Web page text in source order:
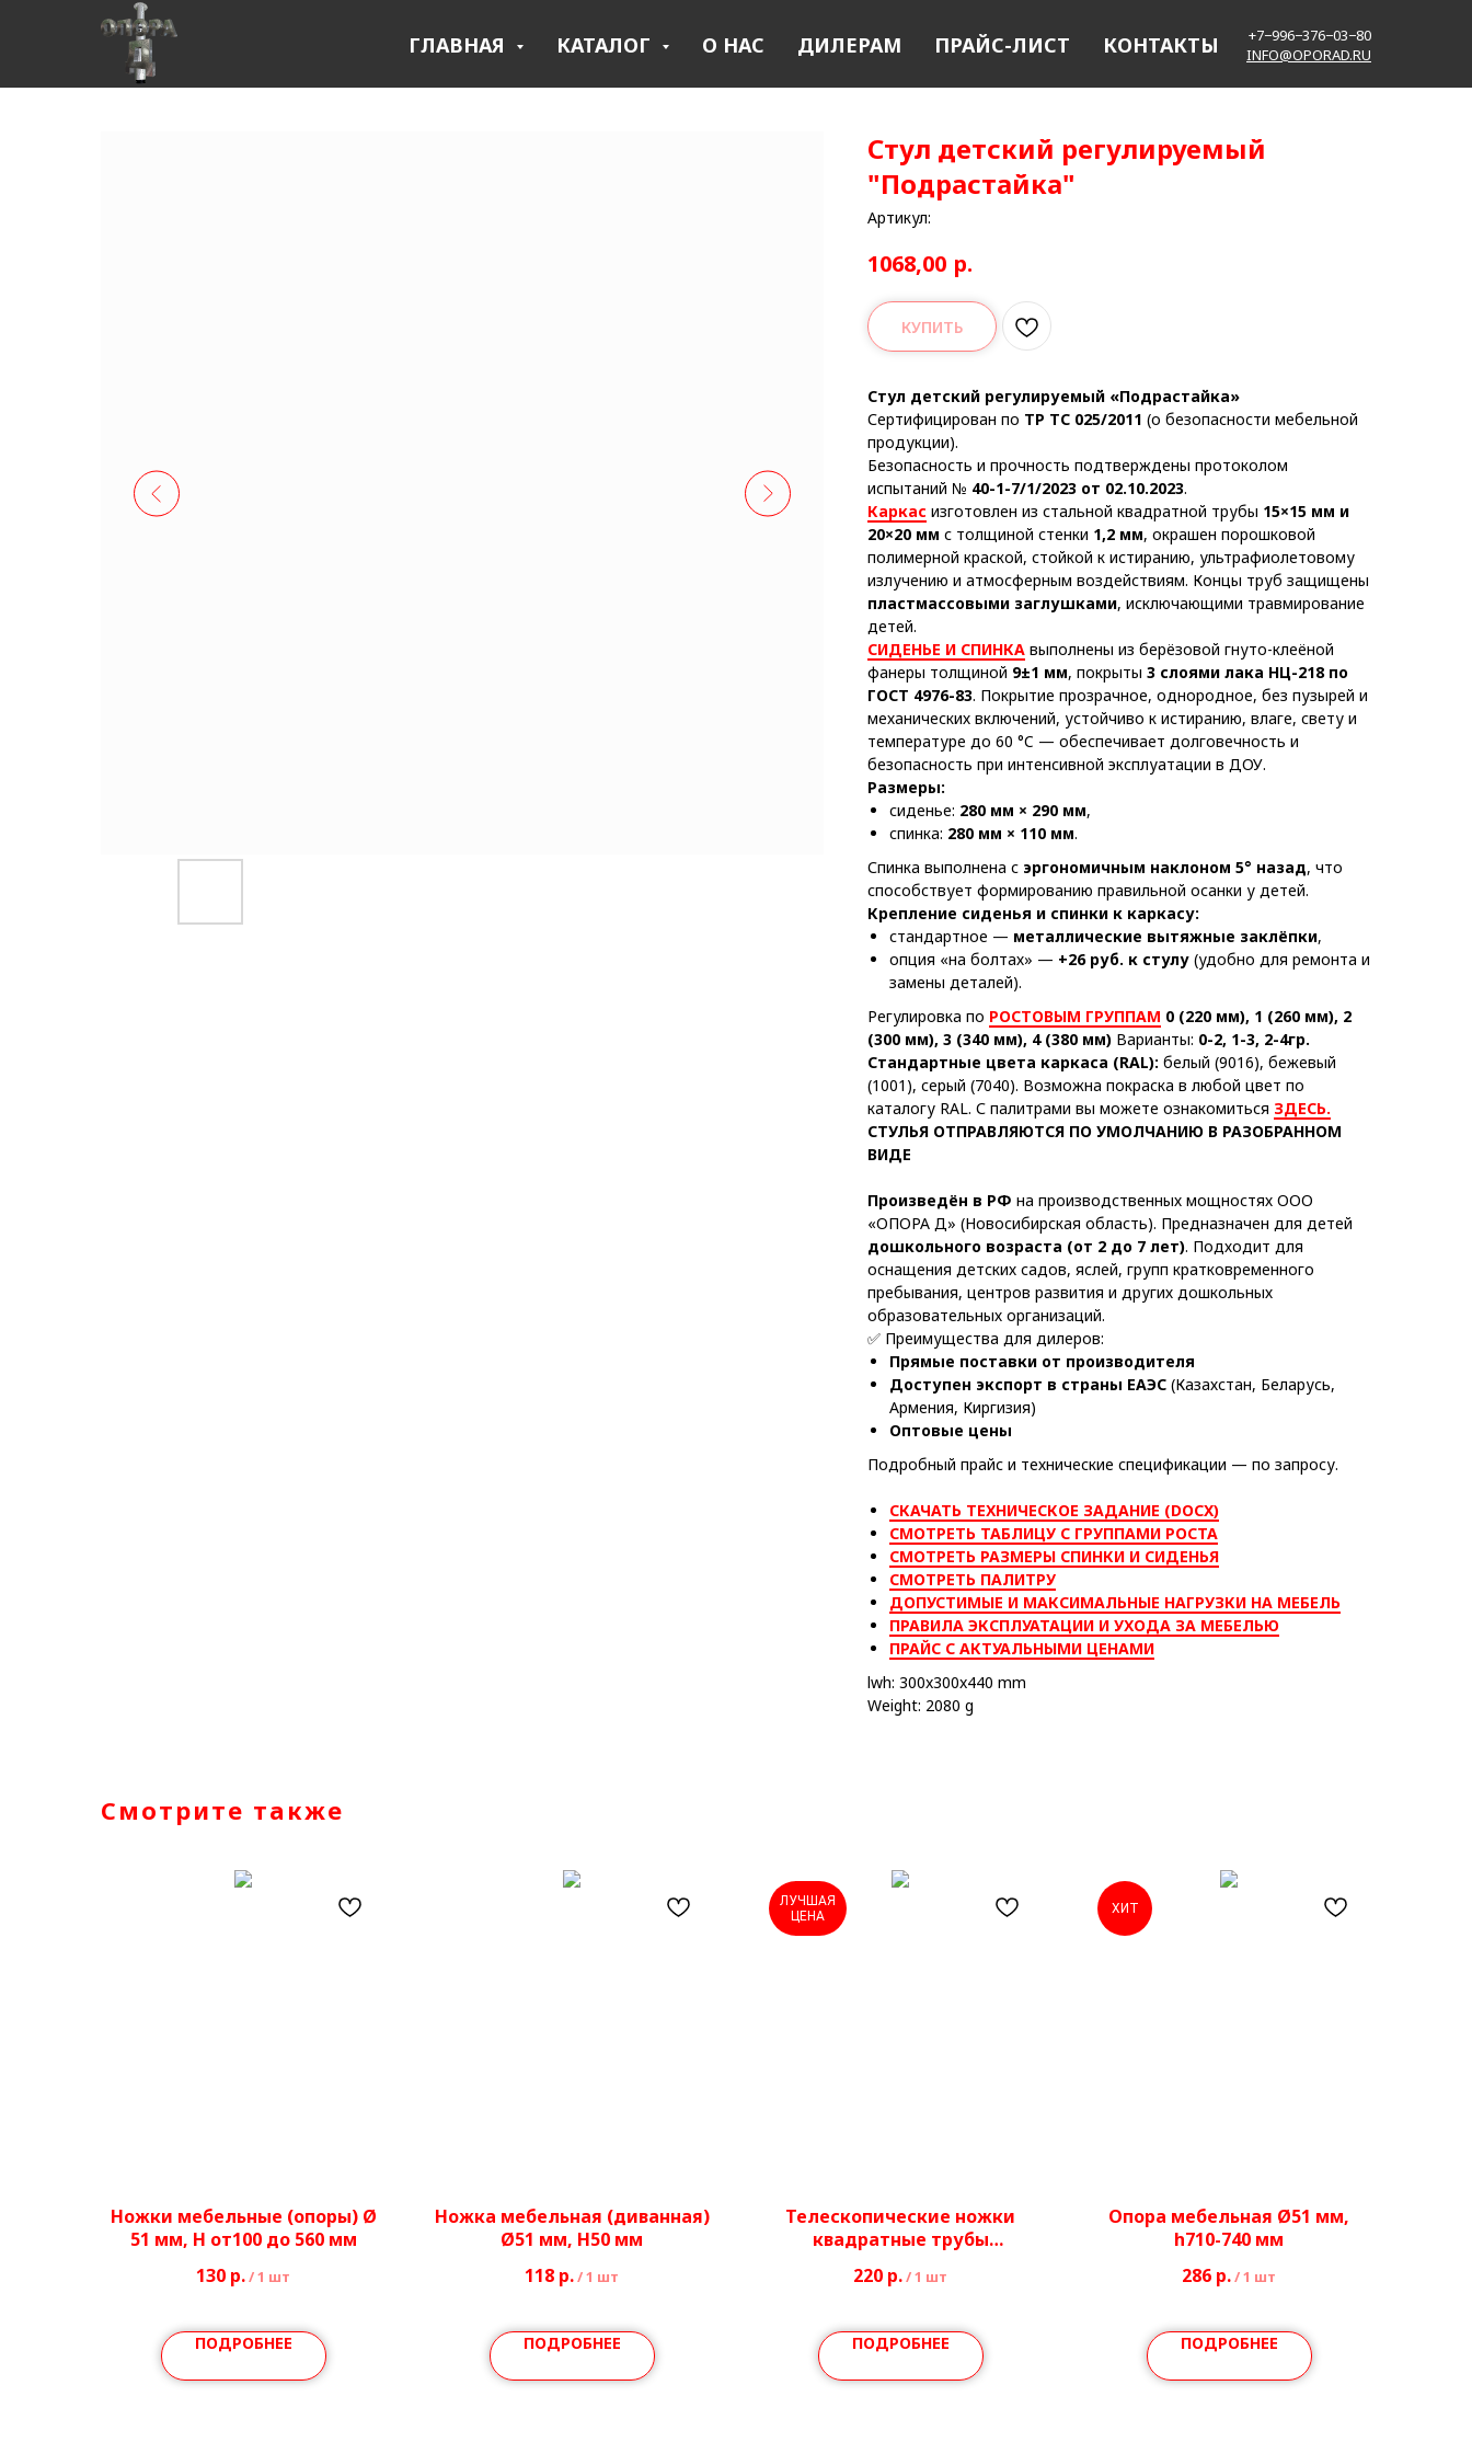
ГЛАВНАЯ КАТАЛОГ О НАС ДИЛЕРАМ ПРАЙС-ЛИСТ КОНТАКТЫ
+7−996−376−03−80
INFO@OPORAD.RU
Стул детский регулируемый
"Подрастайка"
Артикул:
1068,00 р.
КУПИТЬ
Стул детский регулируемый «Подрастайка»
Сертифицирован по ТР ТС 025/2011 (о безопасности мебельной
продукции).
Безопасность и прочность подтверждены протоколом
испытаний № 40-1-7/1/2023 от 02.10.2023.
Каркас изготовлен из стальной квадратной трубы 15×15 мм и
20×20 мм с толщиной стенки 1,2 мм, окрашен порошковой
полимерной краской, стойкой к истиранию, ультрафиолетовому
излучению и атмосферным воздействиям. Концы труб защищены
пластмассовыми заглушками, исключающими травмирование
детей.
СИДЕНЬЕ И СПИНКА выполнены из берёзовой гнуто-клеёной
фанеры толщиной 9±1 мм, покрыты 3 слоями лака НЦ-218 по
ГОСТ 4976-83. Покрытие прозрачное, однородное, без пузырей и
механических включений, устойчиво к истиранию, влаге, свету и
температуре до 60 °C — обеспечивает долговечность и
безопасность при интенсивной эксплуатации в ДОУ.
Размеры:
сиденье: 280 мм × 290 мм,
спинка: 280 мм × 110 мм.
Спинка выполнена с эргономичным наклоном 5° назад, что
способствует формированию правильной осанки у детей.
Крепление сиденья и спинки к каркасу:
стандартное — металлические вытяжные заклёпки,
опция «на болтах» — +26 руб. к стулу (удобно для ремонта и
замены деталей).
Регулировка по РОСТОВЫМ ГРУППАМ 0 (220 мм), 1 (260 мм), 2
(300 мм), 3 (340 мм), 4 (380 мм) Варианты: 0-2, 1-3, 2-4гр.
Стандартные цвета каркаса (RAL): белый (9016), бежевый
(1001), серый (7040). Возможна покраска в любой цвет по
каталогу RAL. С палитрами вы можете ознакомиться ЗДЕСЬ.
СТУЛЬЯ ОТПРАВЛЯЮТСЯ ПО УМОЛЧАНИЮ В РАЗОБРАННОМ
ВИДЕ
Произведён в РФ на производственных мощностях ООО
«ОПОРА Д» (Новосибирская область). Предназначен для детей
дошкольного возраста (от 2 до 7 лет). Подходит для
оснащения детских садов, яслей, групп кратковременного
пребывания, центров развития и других дошкольных
образовательных организаций.
✅ Преимущества для дилеров:
Прямые поставки от производителя
Доступен экспорт в страны ЕАЭС (Казахстан, Беларусь,
Армения, Киргизия)
Оптовые цены
Подробный прайс и технические спецификации — по запросу.
СКАЧАТЬ ТЕХНИЧЕСКОЕ ЗАДАНИЕ (DOCX)
СМОТРЕТЬ ТАБЛИЦУ С ГРУППАМИ РОСТА
СМОТРЕТЬ РАЗМЕРЫ СПИНКИ И СИДЕНЬЯ
СМОТРЕТЬ ПАЛИТРУ
ДОПУСТИМЫЕ И МАКСИМАЛЬНЫЕ НАГРУЗКИ НА МЕБЕЛЬ
ПРАВИЛА ЭКСПЛУАТАЦИИ И УХОДА ЗА МЕБЕЛЬЮ
ПРАЙС С АКТУАЛЬНЫМИ ЦЕНАМИ
lwh: 300x300x440 mm
Weight: 2080 g
Смотрите также
Ножки мебельные (опоры) Ø
51 мм, H от100 до 560 мм
130 р./1 шт
ПОДРОБНЕЕ
Ножка мебельная (диванная)
Ø51 мм, H50 мм
118 р./1 шт
ПОДРОБНЕЕ
ЛУЧШАЯ
ЦЕНА
Телескопические ножки
квадратные трубы
220 р./1 шт
ПОДРОБНЕЕ
ХИТ
Опора мебельная Ø51 мм,
h710-740 мм
286 р./1 шт
ПОДРОБНЕЕ